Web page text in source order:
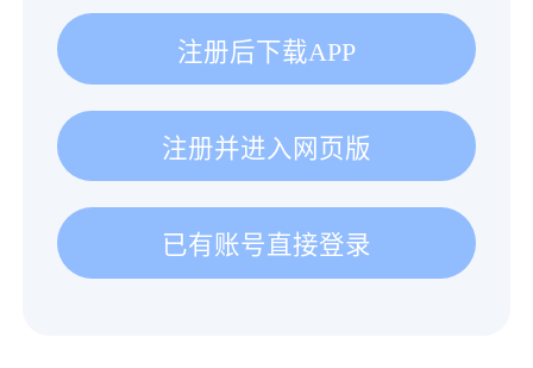
注册后下载APP
注册并进入网页版
已有账号直接登录